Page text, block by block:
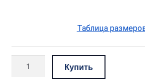
Таблица
Купить